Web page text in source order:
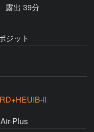
露出 39分
ジット
II
Plus